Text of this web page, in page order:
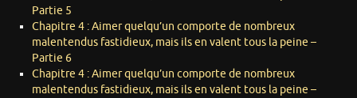
Partie 5
Chapitre 4 : Aimer quelqu’un comporte de nombreux
malentendus fastidieux, mais ils en valent tous la peine –
Partie 6
Chapitre 4 : Aimer quelqu’un comporte de nombreux
malentendus fastidieux, mais ils en valent tous la peine –